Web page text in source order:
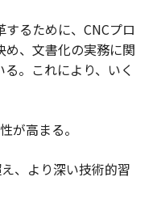
るために、CNCプロ
め、文書化の実務に関
。これにより、いく
が高まる。
、より深い技術的習